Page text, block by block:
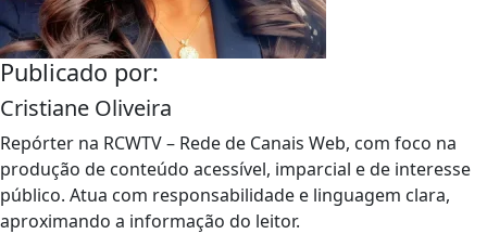
Publicado por:
Cristiane Oliveira
Repórter na RCWTV – Rede de Canais Web, com foco na
produção de conteúdo acessível, imparcial e de interesse
público. Atua com responsabilidade e linguagem clara,
aproximando a informação do leitor.